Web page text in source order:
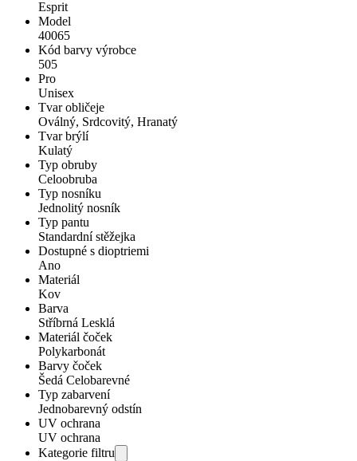
Esprit
Model
40065
Kód barvy výrobce
505
Pro
Unisex
Tvar obličeje
Oválný, Srdcovitý, Hranatý
Tvar brýlí
Kulatý
Typ obruby
Celoobruba
Typ nosníku
Jednolitý nosník
Typ pantu
Standardní stěžejka
Dostupné s dioptriemi
Ano
Materiál
Kov
Barva
Stříbrná Lesklá
Materiál čoček
Polykarbonát
Barvy čoček
Šedá Celobarevné
Typ zabarvení
Jednobarevný odstín
UV ochrana
UV ochrana
Kategorie filtru